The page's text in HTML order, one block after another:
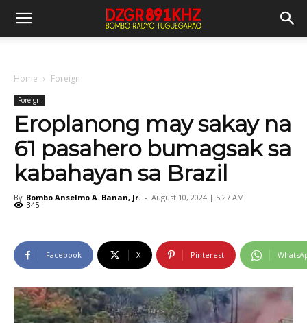
Home Foreign
Foreign
Eroplanong may sakay na
61 pasahero bumagsak sa
kabahayan sa Brazil
By Bombo Anselmo A. Banan, Jr. - August 10, 2024 | 5:27 AM
345
Facebook X Pinterest